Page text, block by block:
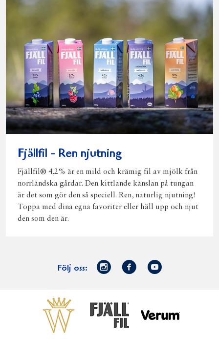
Fjällfil - Ren njutning
Fjällfil® 4,2% är en mild och krämig fil av mjölk från
norrländska gårdar. Den kittlande känslan på tungan
är det som gör den så speciell. Ren, naturlig njutning!
Toppa med dina egna favoriter eller häll upp och njut
den som den är.
Följ oss:
Norrmejerier
Facebook
Youtube
Gör gott för
Norrländska
VästerbottensostFjällfil